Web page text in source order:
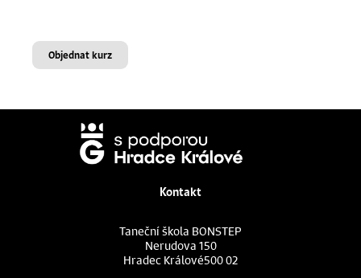
Objednat kurz
Kontakt
Taneční škola BONSTEP
Nerudova 150
Hradec Králové500 02